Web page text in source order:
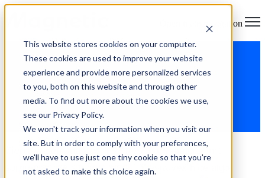
This website stores cookies on your computer.
These cookies are used to improve your website
experience and provide more personalized services
to you, both on this website and through other
media. To find out more about the cookies we use,
see our Privacy Policy.
We won't track your information when you visit our
site. But in order to comply with your preferences,
we'll have to use just one tiny cookie so that you're
not asked to make this choice again.
Open main navigation
Omnicanalidad: por qué tener
muchos canales no servía de
nada (hasta que entendí esto)
Cierro la semana tres. (Sí, tres. A mí también me
sorprende que sigamos aquí.) Y esta vez hice algo